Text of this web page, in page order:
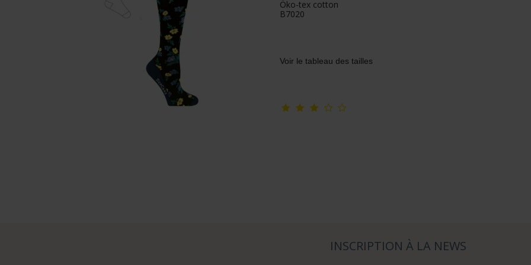
Öko-tex cotton
B7020
Voir le tableau des tailles
INSCRIPTION À LA NEWS